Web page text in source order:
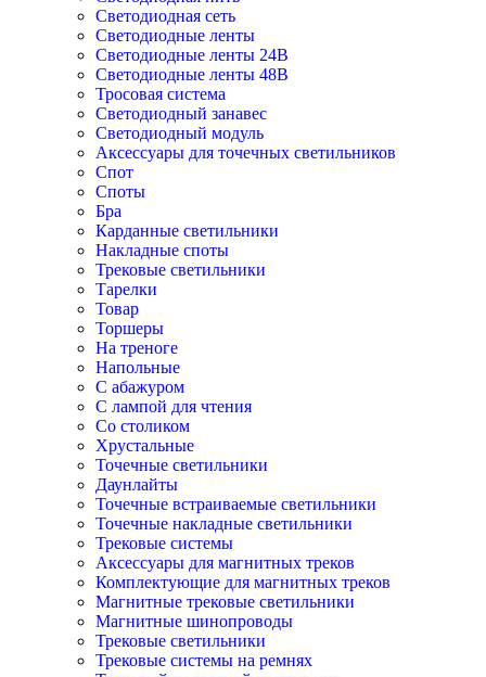
Светодиодная сеть
Светодиодные ленты
Светодиодные ленты 24В
Светодиодные ленты 48В
Тросовая система
Светодиодный занавес
Светодиодный модуль
Аксессуары для точечных светильников
Спот
Споты
Бра
Карданные светильники
Накладные споты
Трековые светильники
Тарелки
Товар
Торшеры
На треноге
Напольные
С абажуром
С лампой для чтения
Со столиком
Хрустальные
Точечные светильники
Даунлайты
Точечные встраиваемые светильники
Точечные накладные светильники
Трековые системы
Аксессуары для магнитных треков
Комплектующие для магнитных треков
Магнитные трековые светильники
Магнитные шинопроводы
Трековые светильники
Трековые системы на ремнях